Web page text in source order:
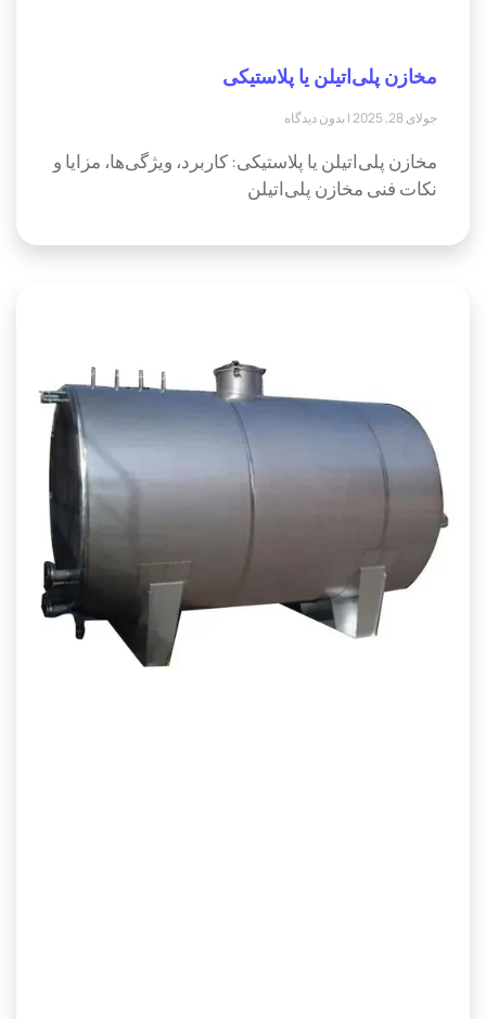
مخازن پلی‌اتیلن یا پلاستیکی
جولای 28, 2025 بدون دیدگاه
مخازن پلی‌اتیلن یا پلاستیکی: کاربرد، ویژگی‌ها، مزایا و
نکات فنی مخازن پلی‌اتیلن